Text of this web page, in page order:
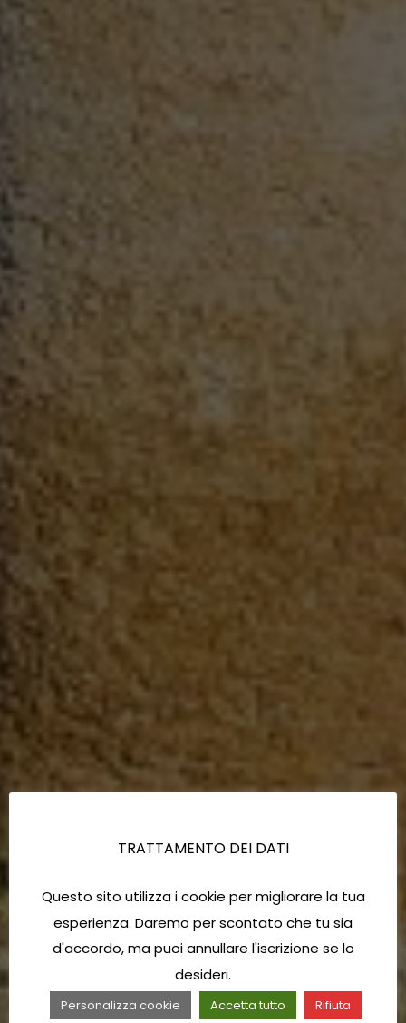
TRATTAMENTO DEI DATI
Questo sito utilizza i cookie per migliorare la tua
esperienza. Daremo per scontato che tu sia
d'accordo, ma puoi annullare l'iscrizione se lo
desideri.
Personalizza cookie Accetta tutto
Rifiuta